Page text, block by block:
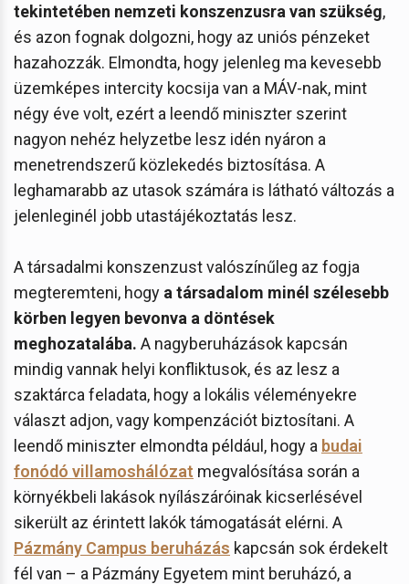
tekintetében nemzeti konszenzusra van szükség,
és azon fognak dolgozni, hogy az uniós pénzeket
hazahozzák. Elmondta, hogy jelenleg ma kevesebb
üzemképes intercity kocsija van a MÁV-nak, mint
négy éve volt, ezért a leendő miniszter szerint
nagyon nehéz helyzetbe lesz idén nyáron a
menetrendszerű közlekedés biztosítása. A
leghamarabb az utasok számára is látható változás a
jelenleginél jobb utastájékoztatás lesz.
A társadalmi konszenzust valószínűleg az fogja
megteremteni, hogy a társadalom minél szélesebb
körben legyen bevonva a döntések
meghozatalába. A nagyberuházások kapcsán
mindig vannak helyi konfliktusok, és az lesz a
szaktárca feladata, hogy a lokális véleményekre
választ adjon, vagy kompenzációt biztosítani. A
leendő miniszter elmondta például, hogy a budai
fonódó villamoshálózat megvalósítása során a
környékbeli lakások nyílászáróinak kicserlésével
sikerült az érintett lakók támogatását elérni. A
Pázmány Campus beruházás kapcsán sok érdekelt
fél van – a Pázmány Egyetem mint beruházó, a